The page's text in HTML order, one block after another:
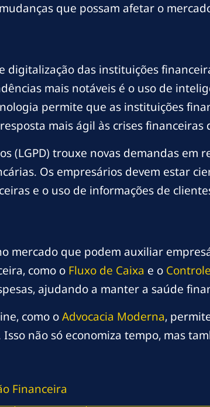
que possam afetar o
digitalização das instituições
mais notáveis é o uso de
permite que as instituições
mais ágil às crises financeiras
(LGPD) trouxe novas demandas em
Os empresários devem estar
e o uso de informações de
mercado que podem auxiliar
como o Fluxo de Caixa e o
ajudando a manter a saúde
como oAdvocacia Moderna,
não só economiza tempo, mas
Financeira